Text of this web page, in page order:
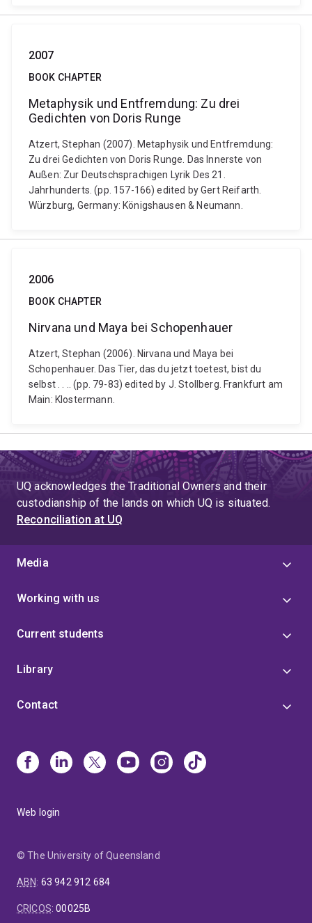
2007
BOOK CHAPTER
Metaphysik und Entfremdung: Zu drei
Gedichten von Doris Runge
Atzert, Stephan (2007). Metaphysik und Entfremdung:
Zu drei Gedichten von Doris Runge. Das Innerste von
Außen: Zur Deutschsprachigen Lyrik Des 21.
Jahrhunderts. (pp. 157-166) edited by Gert Reifarth.
Würzburg, Germany: Königshausen & Neumann.
2006
BOOK CHAPTER
Nirvana und Maya bei Schopenhauer
Atzert, Stephan (2006). Nirvana und Maya bei
Schopenhauer. Das Tier, das du jetzt toetest, bist du
selbst . . .. (pp. 79-83) edited by J. Stollberg. Frankfurt am
Main: Klostermann.
UQ acknowledges the Traditional Owners and their
custodianship of the lands on which UQ is situated.
Reconciliation at UQ
Media
Working with us
Current students
Library
Contact
Web login
© The University of Queensland
ABN: 63 942 912 684
CRICOS:00025B